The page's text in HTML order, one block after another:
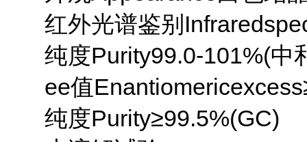
红外光谱鉴别
纯度Purity99.0-101%(中
ee值
纯度Purity≥99.5%(GC)